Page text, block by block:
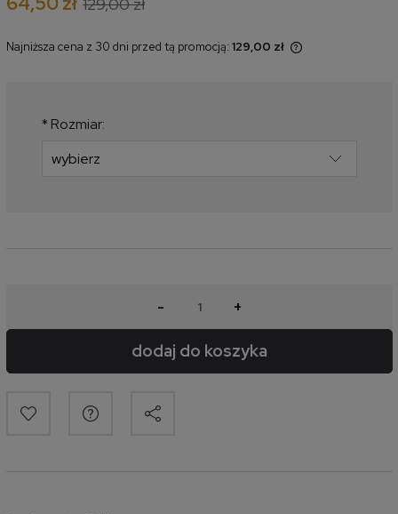
Najniższa cena z 30 dni przed tą promocją: 129,00 zł
* Rozmiar:
- +
dodaj do koszyka